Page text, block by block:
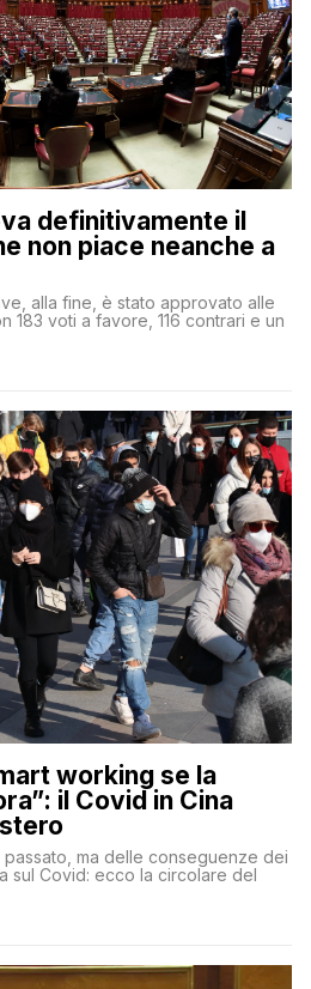
definitivamente il
non piace neanche a
alla fine, è stato approvato alle
183 voti a favore, 116 contrari e un
working se la
il Covid in Cina
ma delle conseguenze dei
sul Covid: ecco la circolare del